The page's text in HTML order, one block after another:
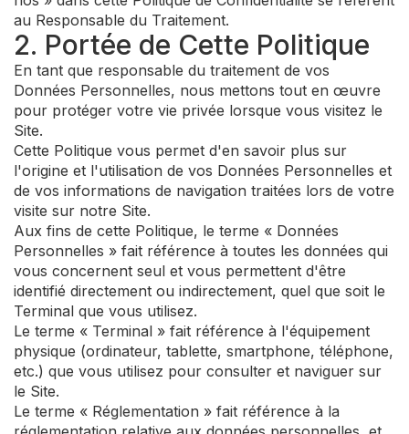
au Responsable du Traitement.
2. Portée de Cette Politique
En tant que responsable du traitement de vos
Données Personnelles, nous mettons tout en œuvre
pour protéger votre vie privée lorsque vous visitez le
Site.
Cette Politique vous permet d'en savoir plus sur
l'origine et l'utilisation de vos Données Personnelles et
de vos informations de navigation traitées lors de votre
visite sur notre Site.
Aux fins de cette Politique, le terme « Données
Personnelles » fait référence à toutes les données qui
vous concernent seul et vous permettent d'être
identifié directement ou indirectement, quel que soit le
Terminal que vous utilisez.
Le terme « Terminal » fait référence à l'équipement
physique (ordinateur, tablette, smartphone, téléphone,
etc.) que vous utilisez pour consulter et naviguer sur
le Site.
Le terme « Réglementation » fait référence à la